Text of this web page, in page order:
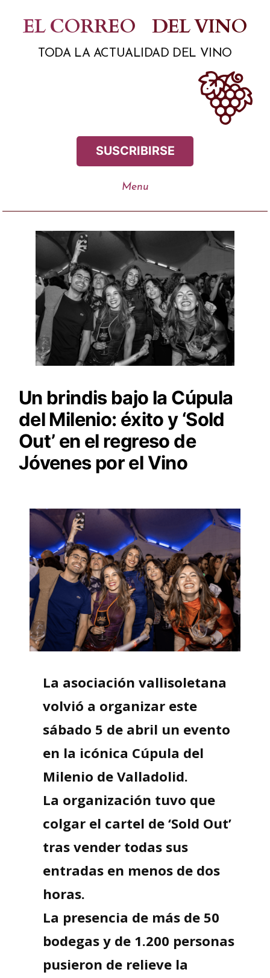
contenido
EL CORREO DEL VINO
TODA LA ACTUALIDAD DEL VINO
SUSCRIBIRSE
Un brindis bajo la Cúpula
del Milenio: éxito y ‘Sold
Out’ en el regreso de
Jóvenes por el Vino
La asociación vallisoletana
volvió a organizar este
sábado 5 de abril un evento
en la icónica Cúpula del
Milenio de Valladolid.
La organización tuvo que
colgar el cartel de ‘Sold Out’
tras vender todas sus
entradas en menos de dos
horas.
La presencia de más de 50
bodegas y de 1.200 personas
pusieron de relieve la